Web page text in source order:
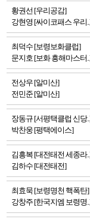
황권선 [우리공감]
강현영 [싸이코패스 우리
최덕수 [보령보화클럽]
문지호 [보화 흥해마스터
전상우 [알미산]
전민준 [알미산]
장동규 [서평택클럽 신당
박찬웅 [평택에이스]
김흥복 [대전태전 세종라
김하수 [대전태전]
최효묵 [보령명천 핵폭탄]
강창주 [한국지엠 보령명